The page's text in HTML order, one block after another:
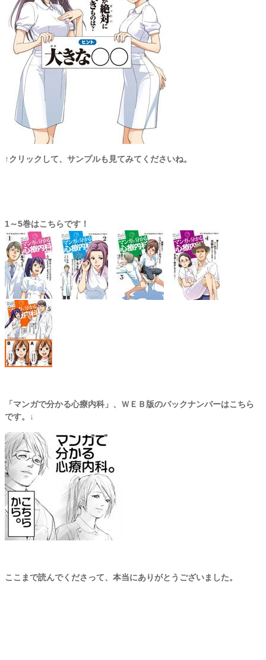
↑クリックして、サンプルも見てみてくださいね。
1～5巻はこちらです！
「マンガで分かる心療内科」、ＷＥＢ版のバックナンバーはこちら
です。↓
ここまで読んでくださって、本当にありがとうございました。